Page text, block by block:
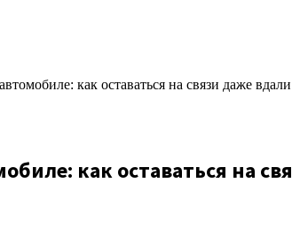
как оставаться на связи даже
как оставаться на